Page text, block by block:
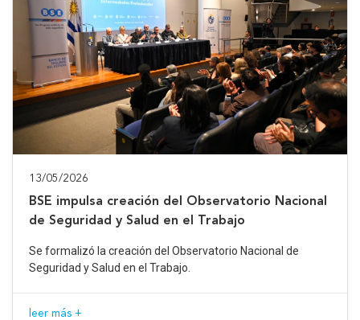
13/05/2026
BSE impulsa creación del Observatorio Nacional
de Seguridad y Salud en el Trabajo
Se formalizó la creación del Observatorio Nacional de
Seguridad y Salud en el Trabajo.
leer más +